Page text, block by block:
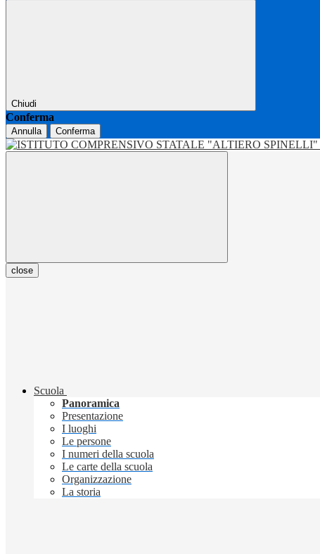
Chiudi
Conferma
Annulla Conferma
close
Scuola
Panoramica
Presentazione
I luoghi
Le persone
I numeri della scuola
Le carte della scuola
Organizzazione
La storia